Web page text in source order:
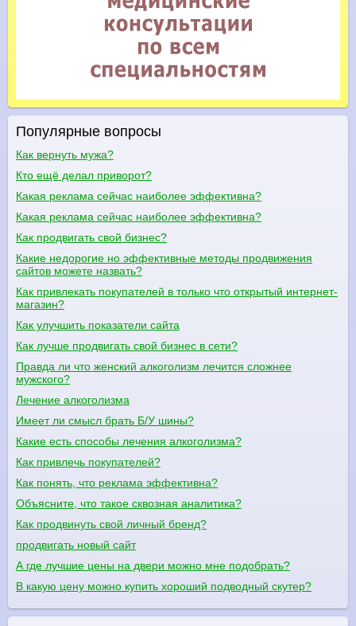
Популярные вопросы
Как вернуть мужа?
Кто ещё делал приворот?
Какая реклама сейчас наиболее эффективна?
Какая реклама сейчас наиболее эффективна?
Как продвигать свой бизнес?
Какие недорогие но эффективные методы продвижения
сайтов можете назвать?
Как привлекать покупателей в только что открытый интернет-
магазин?
Как улучшить показатели сайта
Как лучше продвигать свой бизнес в сети?
Правда ли что женский алкоголизм лечится сложнее
мужского?
Лечение алкоголизма
Имеет ли смысл брать Б/У шины?
Какие есть способы лечения алкоголизма?
Как привлечь покупателей?
Как понять, что реклама эффективна?
Объясните, что такое сквозная аналитика?
Как продвинуть свой личный бренд?
продвигать новый сайт
А где лучшие цены на двери можно мне подобрать?
В какую цену можно купить хороший подводный скутер?